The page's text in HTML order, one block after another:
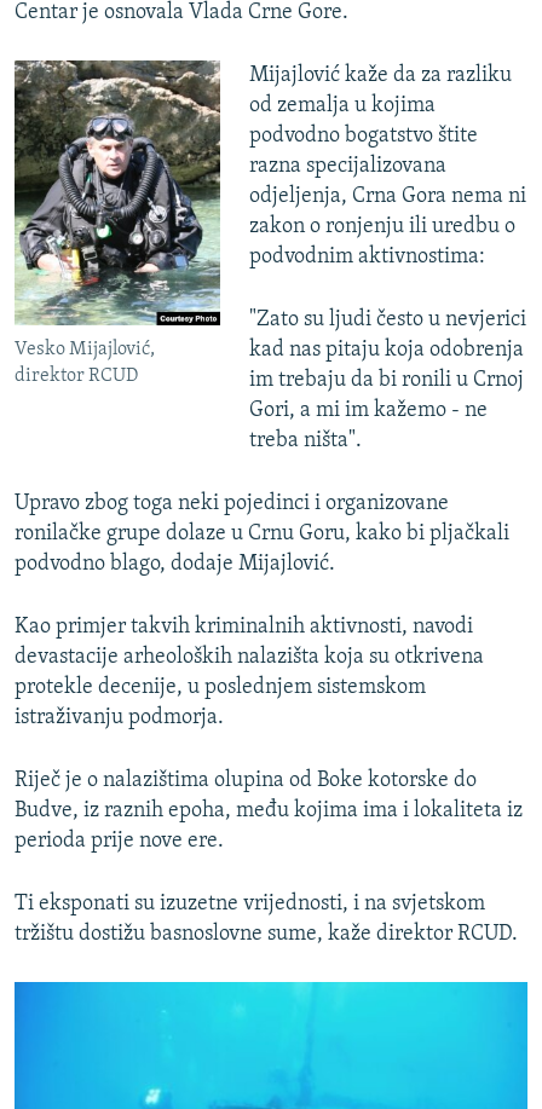
Centar je osnovala Vlada Crne Gore.
Vesko Mijajlović,
direktor RCUD
Mijajlović kaže da za razliku
od zemalja u kojima
podvodno bogatstvo štite
razna specijalizovana
odjeljenja, Crna Gora nema ni
zakon o ronjenju ili uredbu o
podvodnim aktivnostima:
"Zato su ljudi često u nevjerici
kad nas pitaju koja odobrenja
im trebaju da bi ronili u Crnoj
Gori, a mi im kažemo - ne
treba ništa".
Upravo zbog toga neki pojedinci i organizovane
ronilačke grupe dolaze u Crnu Goru, kako bi pljačkali
podvodno blago, dodaje Mijajlović.
Kao primjer takvih kriminalnih aktivnosti, navodi
devastacije arheoloških nalazišta koja su otkrivena
protekle decenije, u poslednjem sistemskom
istraživanju podmorja.
Riječ je o nalazištima olupina od Boke kotorske do
Budve, iz raznih epoha, među kojima ima i lokaliteta iz
perioda prije nove ere.
Ti eksponati su izuzetne vrijednosti, i na svjetskom
tržištu dostižu basnoslovne sume, kaže direktor RCUD.